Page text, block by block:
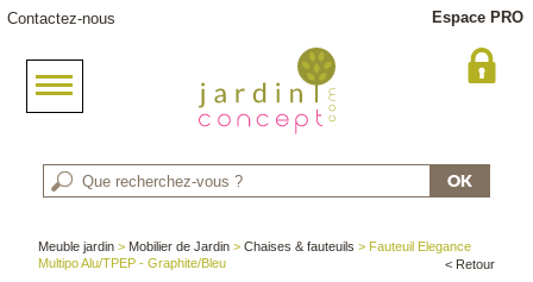
Contactez-nous Espace PRO
Meuble jardin > Mobilier de Jardin >Chaises & fauteuils > Fauteuil Elegance
Multipo Alu/TPEP - Graphite/Bleu
< Retour